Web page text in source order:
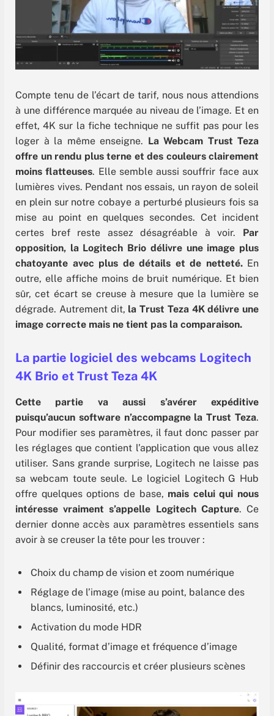
Compte tenu de l’écart de tarif, nous nous attendions
à une différence marquée au niveau de l’image. Et en
effet, 4K sur la fiche technique ne suffit pas pour les
loger à la même enseigne. La Webcam Trust Teza
offre un rendu plus terne et des couleurs clairement
moins flatteuses. Elle semble aussi souffrir face aux
lumières vives. Pendant nos essais, un rayon de soleil
en plein sur notre cobaye a perturbé plusieurs fois sa
mise au point en quelques secondes. Cet incident
certes bref reste assez désagréable à voir. Par
opposition, la Logitech Brio délivre une image plus
chatoyante avec plus de détails et de netteté. En
outre, elle affiche moins de bruit numérique. Et bien
sûr, cet écart se creuse à mesure que la lumière se
dégrade. Autrement dit, la Trust Teza 4K délivre une
image correcte mais ne tient pas la comparaison.
La partie logiciel des webcams Logitech
4K Brio et Trust Teza 4K
Cette partie va aussi s’avérer expéditive
puisqu’aucun software n’accompagne la Trust Teza.
Pour modifier ses paramètres, il faut donc passer par
les réglages que contient l’application que vous allez
utiliser. Sans grande surprise, Logitech ne laisse pas
sa webcam toute seule. Le logiciel Logitech G Hub
offre quelques options de base, mais celui qui nous
intéresse vraiment s’appelle Logitech Capture. Ce
dernier donne accès aux paramètres essentiels sans
avoir à se creuser la tête pour les trouver :
Choix du champ de vision et zoom numérique
Réglage de l’image (mise au point, balance des
blancs, luminosité, etc.)
Activation du mode HDR
Qualité, format d’image et fréquence d’image
Définir des raccourcis et créer plusieurs scènes